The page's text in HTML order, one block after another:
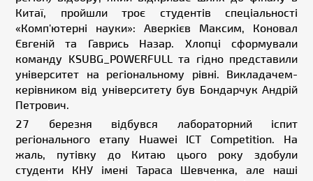
Китаї, пройшли троє студентів спеціальності
«Комп'ютерні науки»: Аверкієв Максим, Коновал
Євгеній та Гаврись Назар. Хлопці сформували
команду KSUBG_POWERFULL та гідно представили
університет на регіональному рівні. Викладачем-
керівником від університету був Бондарчук Андрій
Петрович.
27 березня відбувся лабораторний іспит
регіонального етапу Huawei ICT Competition. На
жаль, путівку до Китаю цього року здобули
студенти КНУ імені Тараса Шевченка, але наші